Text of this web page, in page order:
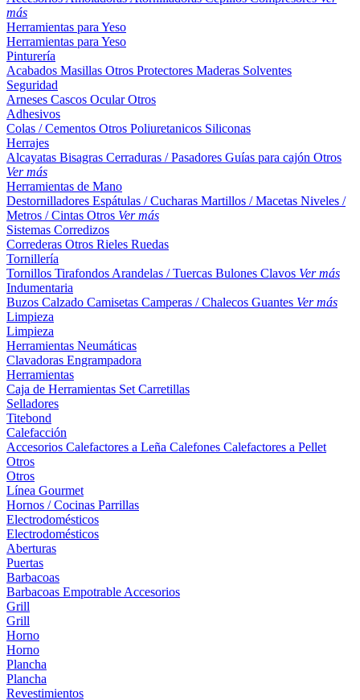
más
Herramientas para Yeso
Herramientas para Yeso
Pinturería
Acabados Masillas Otros Protectores Maderas Solventes
Seguridad
Arneses Cascos OcularOtros
Adhesivos
Colas / Cementos Otros Poliuretanicos Siliconas
Herrajes
Alcayatas Bisagras Cerraduras / Pasadores Guías para cajón Otros
Ver más
Herramientas de Mano
Destornilladores Espátulas / Cucharas Martillos / Macetas Niveles /
Metros / Cintas Otros Ver más
Sistemas Corredizos
Correderas Otros Rieles Ruedas
Tornillería
Tornillos Tirafondos Arandelas / Tuercas Bulones Clavos Ver más
Indumentaria
Buzos Calzado Camisetas Camperas / Chalecos Guantes Ver más
Limpieza
Limpieza
Herramientas Neumáticas
Clavadoras Engrampadora
Herramientas
Caja de Herramientas Set Carretillas
Selladores
Titebond
Calefacción
Accesorios Calefactores a Leña Calefones Calefactores a Pellet
Otros
Otros
Línea Gourmet
Hornos / Cocinas Parrillas
Electrodomésticos
Electrodomésticos
Aberturas
Puertas
Barbacoas
Barbacoas Empotrable Accesorios
Grill
Grill
Horno
Horno
Plancha
Plancha
Revestimientos